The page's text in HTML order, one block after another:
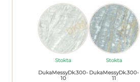
Stokta Stokta
DukaMessyDk.300-
10
DukaMessyDk.300-
11